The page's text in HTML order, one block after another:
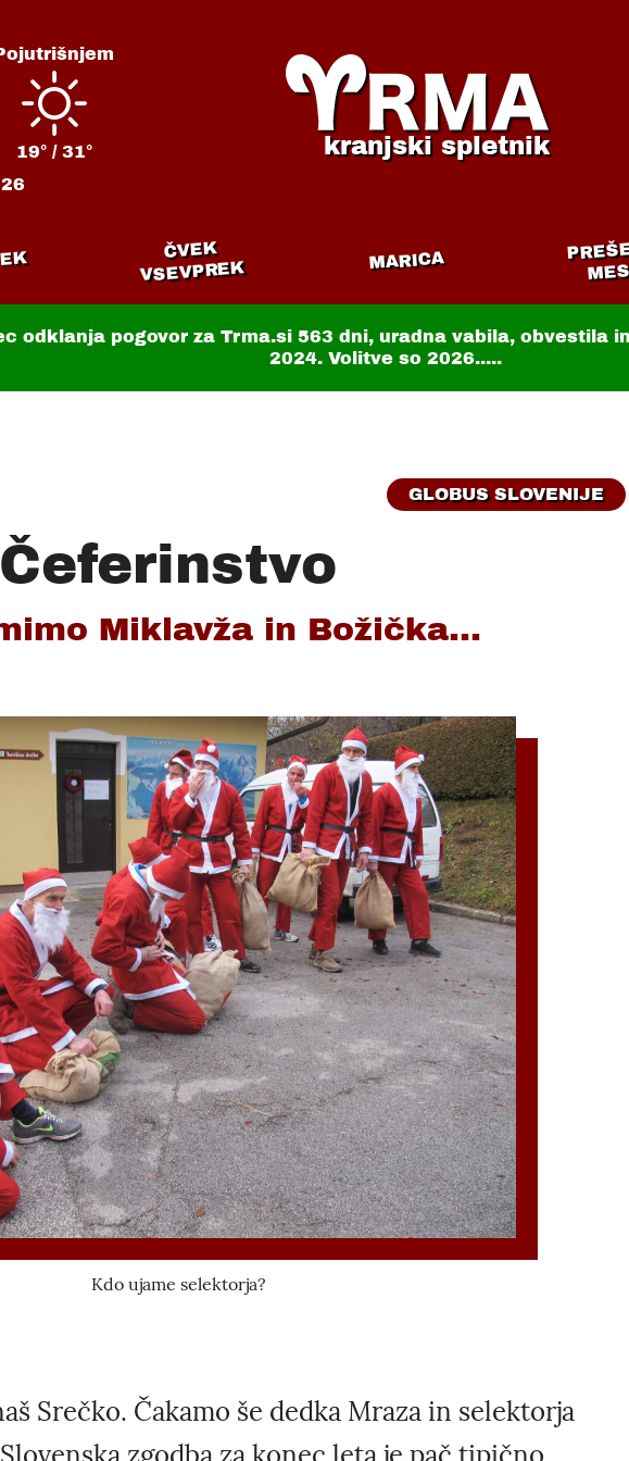
19° / 31°
kranjski spletnik
ČVEK
VSEVPREK MARICA
odklanja pogovor za Trma.si 563 dni, uradna vabila, obvestila
2024. Volitve so 2026.....
GLOBUS SLOVENIJE
Čeferinstvo
Miklavža in Božička...
Kdo ujame selektorja?
Srečko. Čakamo še dedka Mraza in selektorja